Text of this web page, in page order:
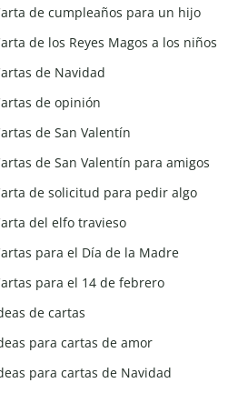
de cumpleaños para un hijo
de los Reyes Magos a los niños
de Navidad
de opinión
de San Valentín
de San Valentín para amigos
de solicitud para pedir algo
del elfo travieso
para el Día de la Madre
para el 14 de febrero
de cartas
para cartas de amor
para cartas de Navidad